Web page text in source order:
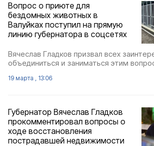
Вопрос о приюте для
бездомных животных в
Валуйках поступил на прямую
линию губернатора в соцсетях
Вячеслав Гладков призвал всех
объединиться и заниматься этим
19 марта , 13:06
Губернатор Вячеслав Гладков
прокомментировал вопросы о
ходе восстановления
пострадавшей недвижимости